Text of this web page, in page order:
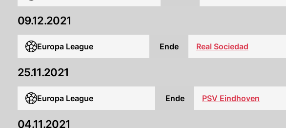
09.12.2021
Europa League Ende Real Sociedad
25.11.2021
Europa League Ende PSV Eindhoven
04.11.2021